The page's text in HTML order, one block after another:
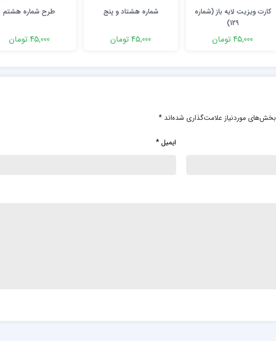
کارت ویزیت لایه باز (شماره
129)
45,000 تومان
شماره هشتاد و پنج
45,000 تومان
طرح شماره هشتم
45,000 تومان
بخش‌های موردنیاز علامت‌گذاری شده‌اند *
ایمیل*